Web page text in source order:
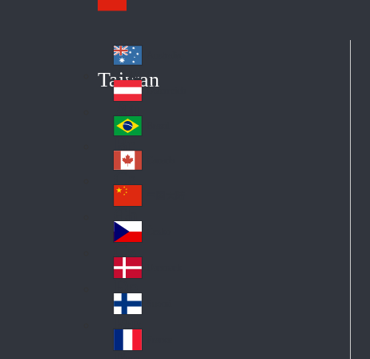
Taiwan
Au
str
ali
a
Au
stri
a
Br
azi
l
Ca
na
da
Ch
ina
Cz
ec
h
De
nm
ark
Fin